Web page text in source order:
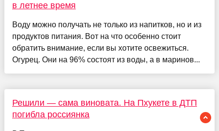
в летнее время
Воду можно получать не только из напитков, но и из
продуктов питания. Вот на что особенно стоит
обратить внимание, если вы хотите освежиться.
Огурец. Они на 96% состоят из воды, а в маринов...
Решили — сама виновата. На Пхукете в ДТП
погибла россиянка